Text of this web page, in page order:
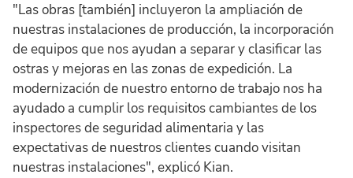
"Las obras [también] incluyeron la ampliación de
nuestras instalaciones de producción, la incorporación
de equipos que nos ayudan a separar y clasificar las
ostras y mejoras en las zonas de expedición. La
modernización de nuestro entorno de trabajo nos ha
ayudado a cumplir los requisitos cambiantes de los
inspectores de seguridad alimentaria y las
expectativas de nuestros clientes cuando visitan
nuestras instalaciones", explicó Kian.